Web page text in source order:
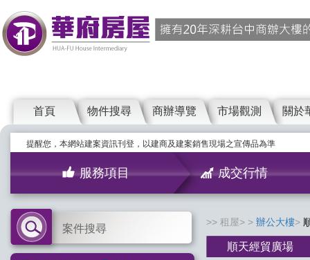
首頁 物件搜尋 商辦導覽 市場觀測 關於
提醒您，本網站建案資訊刊登，以建商及建案銷售現場之宣傳品為準
服務項目 成交行情
案件搜尋
租屋> 辦公大樓
順天經貿廣場